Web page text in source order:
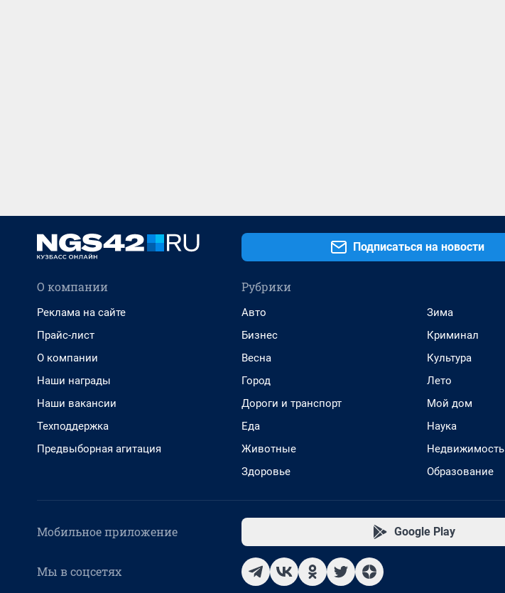
Подписаться на новости
О компании
Реклама на сайте
Прайс-лист
О компании
Наши награды
Наши вакансии
Техподдержка
Предвыборная агитация
Рубрики
Авто
Бизнес
Весна
Город
Дороги и транспорт
Еда
Животные
Здоровье
Зима
Криминал
Культура
Лето
Мой дом
Наука
Недвижимость
Образование
Мобильное приложение Google Play
Мы в соцсетях